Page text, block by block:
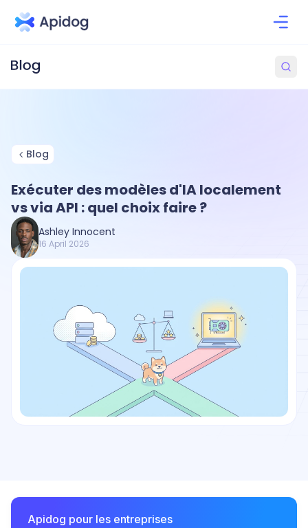
Blog
Exécuter des modèles d'IA localement
vs via API : quel choix faire ?
Ashley Innocent
16 April 2026
Apidog pour les entreprises